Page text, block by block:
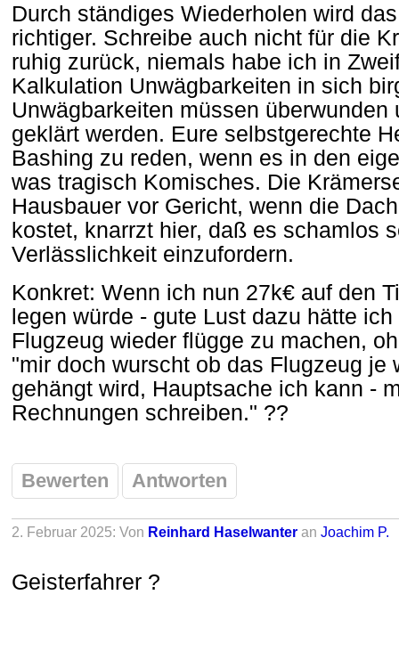
Durch ständiges Wiederholen wird
richtiger. Schreibe auch nicht für die
ruhig zurück, niemals habe ich in
Kalkulation Unwägbarkeiten in sich
Unwägbarkeiten müssen
geklärt werden. Eure selbstgerechte
Bashing zu reden, wenn es in den
was tragisch Komisches. Die
Hausbauer vor Gericht, wenn die
kostet, knarrzt hier, daß es schamlos
Verlässlichkeit einzufordern.
Konkret: Wenn ich nun 27k€ auf den
legen würde - gute Lust dazu hätte
Flugzeug wieder flügge zu machen,
"mir doch wurscht ob das Flugzeug je
gehängt wird, Hauptsache ich kann -
Rechnungen schreiben." ??
Bewerten Antworten
2. Februar 2025: Von Reinhard Haselwanter an Joachim P.
Geisterfahrer ?